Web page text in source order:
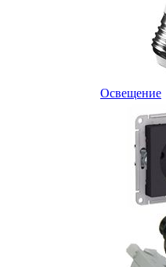
Освещение